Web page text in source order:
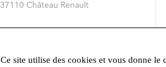
Château Renault
réseaux sociaux
Ce site utilise des cookies et vous donne